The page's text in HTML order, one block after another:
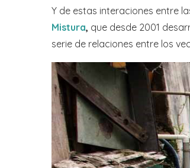
Y de estas interaciones entre
Mistura, que desde 2001
serie de relaciones entre los